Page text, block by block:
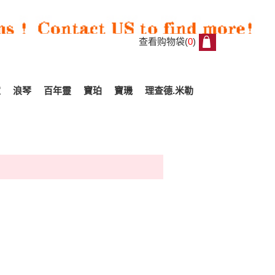
查看购物袋(0)
浪琴 百年靈 寶珀 寶璣 理查德.米勒